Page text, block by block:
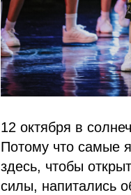
12 октября в
Потому что самые
здесь, чтобы
силы, напитались